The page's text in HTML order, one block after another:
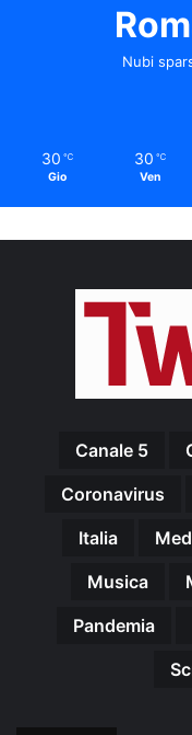
Nubi
30 ℃
Gio
30 ℃
Ven
Canale 5
Coronavirus
Italia
Musica
Pandemia